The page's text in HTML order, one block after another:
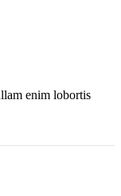
enim lobortis